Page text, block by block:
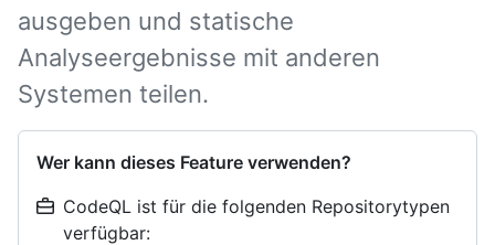
ausgeben und statische
Analyseergebnisse mit anderen
Systemen teilen.
Wer kann dieses Feature verwenden?
CodeQL ist für die folgenden Repositorytypen
verfügbar: